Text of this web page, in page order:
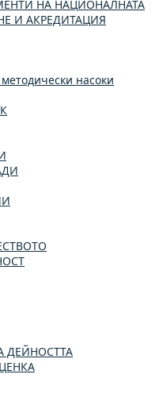
НА НАЦИОНАЛНАТА
И АКРЕДИТАЦИЯ
насоки
ДЕЙНОСТТА